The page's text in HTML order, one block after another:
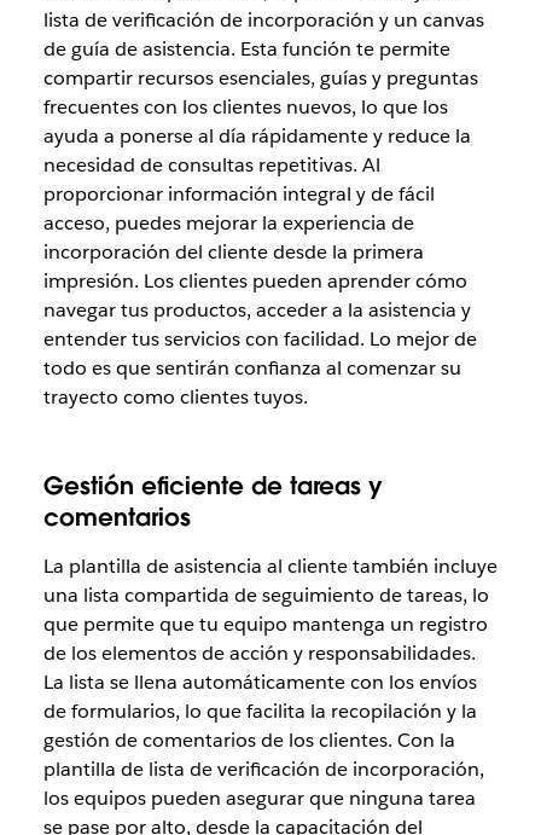
lista de verificación de incorporación y un canvas
de guía de asistencia. Esta función te permite
compartir recursos esenciales, guías y preguntas
frecuentes con los clientes nuevos, lo que los
ayuda a ponerse al día rápidamente y reduce la
necesidad de consultas repetitivas. Al
proporcionar información integral y de fácil
acceso, puedes mejorar la experiencia de
incorporación del cliente desde la primera
impresión. Los clientes pueden aprender cómo
navegar tus productos, acceder a la asistencia y
entender tus servicios con facilidad. Lo mejor de
todo es que sentirán confianza al comenzar su
trayecto como clientes tuyos.
Gestión eficiente de tareas y
comentarios
La plantilla de asistencia al cliente también incluye
una lista compartida de seguimiento de tareas, lo
que permite que tu equipo mantenga un registro
de los elementos de acción y responsabilidades.
La lista se llena automáticamente con los envíos
de formularios, lo que facilita la recopilación y la
gestión de comentarios de los clientes. Con la
plantilla de lista de verificación de incorporación,
los equipos pueden asegurar que ninguna tarea
se pase por alto, desde la capacitación del